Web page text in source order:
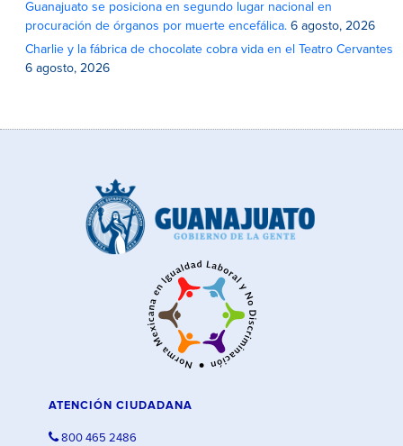
Guanajuato se posiciona en segundo lugar nacional en
procuración de órganos por muerte encefálica. 6 agosto, 2026
Charlie y la fábrica de chocolate cobra vida en el Teatro Cervantes
6 agosto, 2026
ATENCIÓN CIUDADANA
800 465 2486